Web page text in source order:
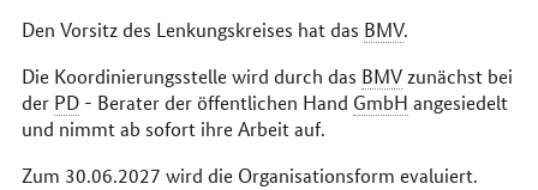
Den Vorsitz des Lenkungskreises hat das BMV.
Die Koordinierungsstelle wird durch das BMVzunächst bei
der PD- Berater der öffentlichen Hand GmbH angesiedelt
und nimmt ab sofort ihre Arbeit auf.
Zum 30.06.2027 wird die Organisationsform evaluiert.